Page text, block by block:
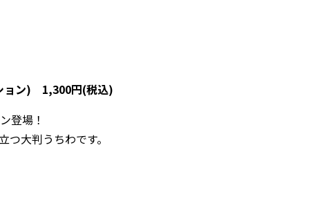
ョン) 1,300円(税込)
登場！
つ大判うちわです。